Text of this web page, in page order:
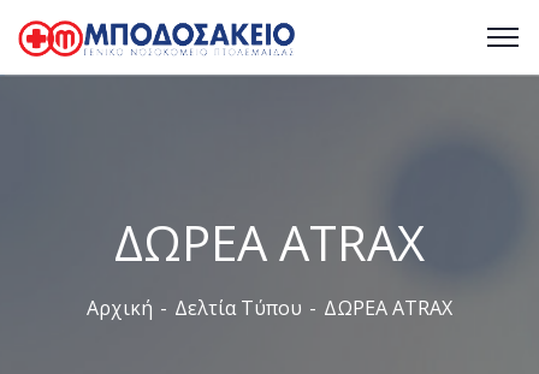
ΔΩΡΕΑ ATRAX
Αρχική Δελτία Τύπου ΔΩΡΕΑ ATRAX